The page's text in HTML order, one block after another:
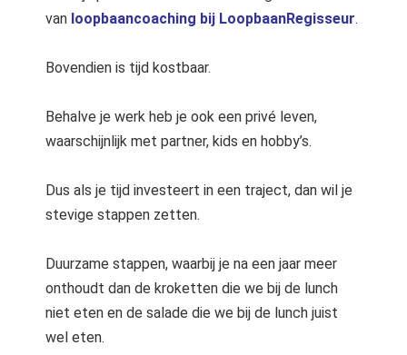
van loopbaancoaching bij LoopbaanRegisseur.
Bovendien is tijd kostbaar.
Behalve je werk heb je ook een privé leven,
waarschijnlijk met partner, kids en hobby’s.
Dus als je tijd investeert in een traject, dan wil je
stevige stappen zetten.
Duurzame stappen, waarbij je na een jaar meer
onthoudt dan de kroketten die we bij de lunch
niet eten en de salade die we bij de lunch juist
wel eten.